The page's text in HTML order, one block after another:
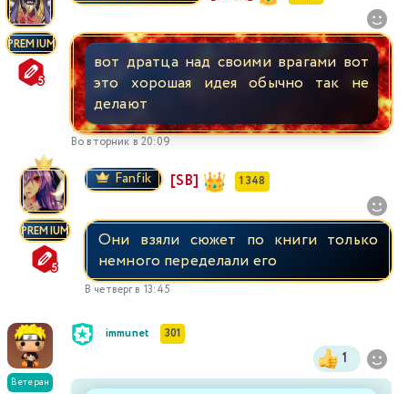
PREMIUM
вот дратца над своими врагами вот
это хорошая идея обычно так не
делают
Во вторник в 20:09
PREMIUM
Fanfik [SB] 1 348
Они взяли сюжет по книги только
немного переделали его
В четверг в 13:45
Ветеран
immunet 301
1